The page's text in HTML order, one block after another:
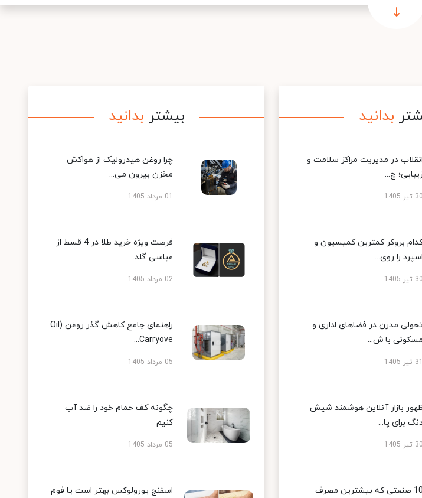
بدانید
انقلاب در مدیریت مراکز سلامت و
چ...
30 تیر 1405
بروکر کمترین کمیسیون و
اسپرد را روی...
30 تیر 1405
مدرن در فضاهای اداری و
مسکونی با ش...
31 تیر 1405
ظهور بازار آنلاین هوشمند شیش
برای پا...
30 تیر 1405
10 صنعتی که بیشترین مصرف
بیشتر بدانید
چرا روغن هیدرولیک از هواکش
مخزن بیرون می...
01 مرداد 1405
فرصت ویژه خرید طلا در 4 قسط از
عباسی گلد...
02 مرداد 1405
راهنمای جامع کاهش گذر روغن (Oil
Carryove...
05 مرداد 1405
چگونه کف حمام خود را ضد آب
کنیم
05 مرداد 1405
اسفنج یورولوکس بهتر است یا فوم